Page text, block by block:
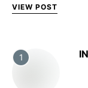
VIEW POST
1